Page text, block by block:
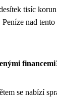
tisíc
nad
se nabízí